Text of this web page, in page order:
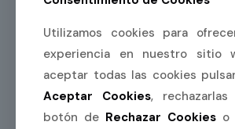
04/11/2025
Acondicionamiento y
río Tormes en Barco de
Leer más
Utilizamos cookies para
experiencia en nuestro sitio
aceptar todas las cookies
Aceptar Cookies,
botón de Rechazar Cookies o